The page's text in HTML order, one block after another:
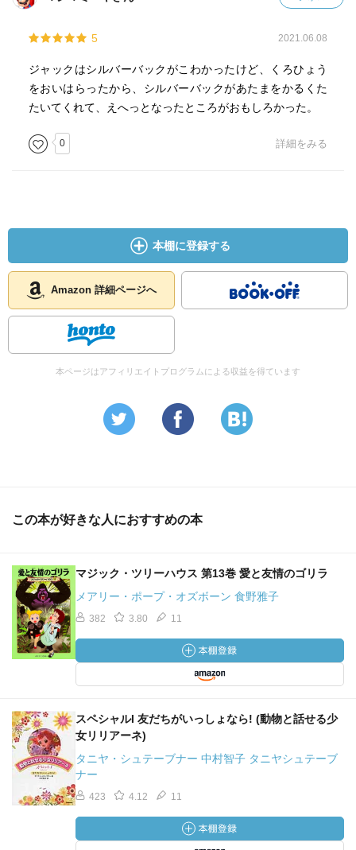
5 2021.06.08
ジャックはシルバーバックがこわかったけど、くろひょう
をおいはらったから、シルバーバックがあたまをかるくた
たいてくれて、えへっとなったところがおもしろかった。
0 詳細をみる
本棚に登録する
Amazon 詳細ページへ
本ページはアフィリエイトプログラムによる収益を得ています
この本が好きな人におすすめの本
マジック・ツリーハウス 第13巻 愛と友情のゴリラ
メアリー・ポープ・オズボーン 食野雅子
382 3.80 11
スペシャルI 友だちがいっしょなら! (動物と話せる少
女リリアーネ)
タニヤ・シュテーブナー 中村智子 タニヤシュテーブ
ナー
423 4.12 11